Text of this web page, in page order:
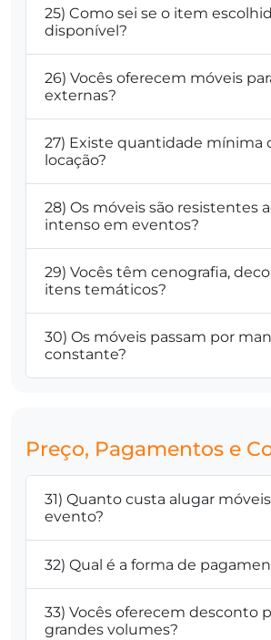
25) Como sei se o item
disponível?
26) Vocês oferecem móveis
externas?
27) Existe quantidade mínima
locação?
28) Os móveis são resistentes
intenso em eventos?
29) Vocês têm cenografia,
itens temáticos?
30) Os móveis passam por
constante?
Preço, Pagamentos e
31) Quanto custa alugar
evento?
32) Qual é a forma de
33) Vocês oferecem desconto
grandes volumes?